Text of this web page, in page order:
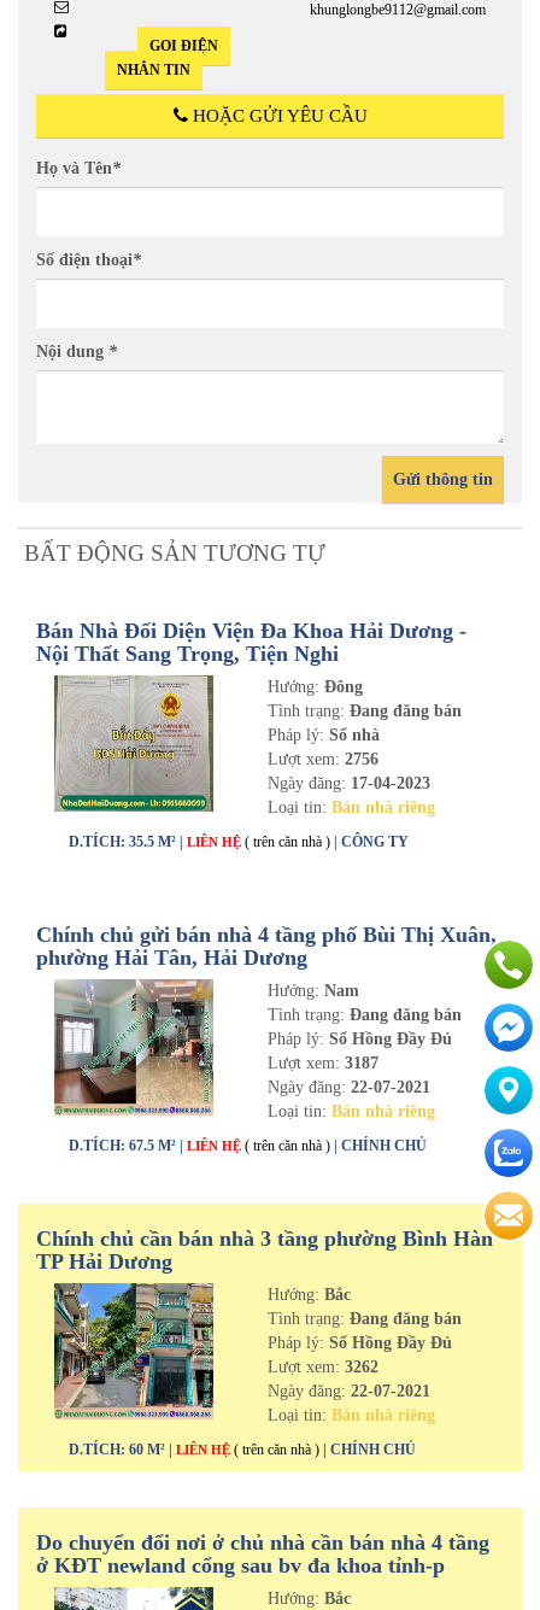
khunglongbe9112@gmail.com
GỌI ĐIỆN
NHẮN TIN
HOẶC GỬI YÊU CẦU
Họ và Tên*
Số điện thoại*
Nội dung *
Gửi thông tin
BẤT ĐỘNG SẢN TƯƠNG TỰ
Bán Nhà Đối Diện Viện Đa Khoa Hải Dương -
Nội Thất Sang Trọng, Tiện Nghi
Hướng: Đông
Tình trạng: Đang đăng bán
Pháp lý: Sổ nhà
Lượt xem: 2756
Ngày đăng: 17-04-2023
Loại tin: Bán nhà riêng
D.TÍCH: 35.5 M² | LIÊN HỆ ( trên căn nhà ) | CÔNG TY
Chính chủ gửi bán nhà 4 tầng phố Bùi Thị Xuân,
phường Hải Tân, Hải Dương
Hướng: Nam
Tình trạng: Đang đăng bán
Pháp lý: Sổ Hồng Đầy Đủ
Lượt xem: 3187
Ngày đăng: 22-07-2021
Loại tin: Bán nhà riêng
D.TÍCH: 67.5 M² | LIÊN HỆ ( trên căn nhà ) | CHÍNH CHỦ
Chính chủ cần bán nhà 3 tầng phường Bình Hàn
TP Hải Dương
Hướng: Bắc
Tình trạng: Đang đăng bán
Pháp lý: Sổ Hồng Đầy Đủ
Lượt xem: 3262
Ngày đăng: 22-07-2021
Loại tin: Bán nhà riêng
D.TÍCH: 60 M² | LIÊN HỆ ( trên căn nhà ) | CHÍNH CHỦ
Do chuyển đổi nơi ở chủ nhà cần bán nhà 4 tầng
ở KĐT newland cổng sau bv đa khoa tỉnh-p
Thanh Bình-tp Hải DươngHướng: Bắc